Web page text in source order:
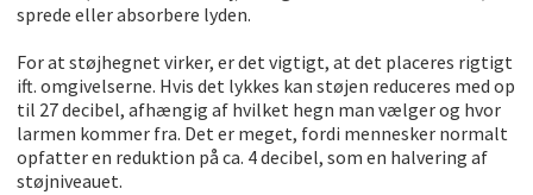
sprede eller absorbere lyden.
For at støjhegnet virker, er det vigtigt, at det placeres rigtigt
ift. omgivelserne. Hvis det lykkes kan støjen reduceres med op
til 27 decibel, afhængig af hvilket hegn man vælger og hvor
larmen kommer fra. Det er meget, fordi mennesker normalt
opfatter en reduktion på ca. 4 decibel, som en halvering af
støjniveauet.